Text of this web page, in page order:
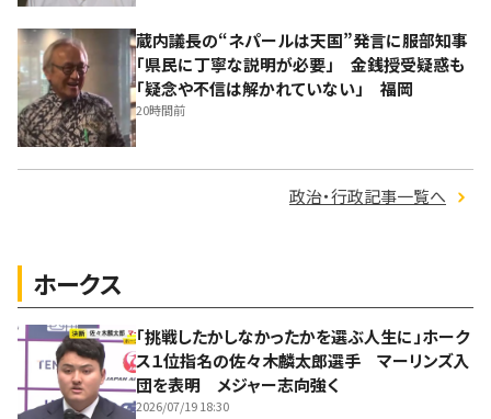
蔵内議長の“ネパールは天国”発言に服部知事
「県民に丁寧な説明が必要」 金銭授受疑惑も
「疑念や不信は解かれていない」 福岡
20時間前
政治・行政記事一覧へ
ホークス
「挑戦したかしなかったかを選ぶ人生に」ホーク
ス１位指名の佐々木麟太郎選手 マーリンズ入
団を表明 メジャー志向強く
2026/07/19 18:30